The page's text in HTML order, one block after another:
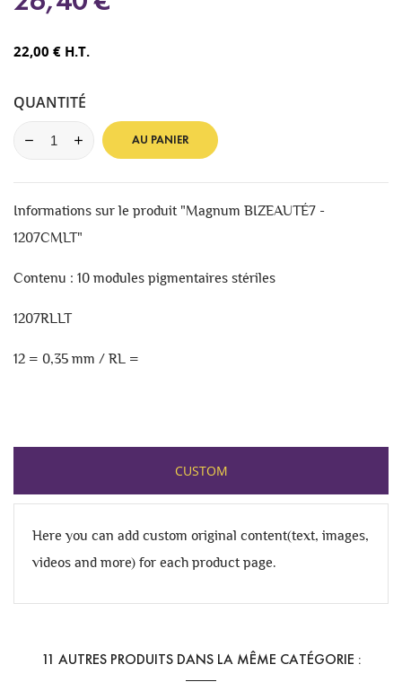
22,00 € H.T.
QUANTITÉ
AU PANIER
Informations sur le produit "Magnum BIZEAUTÉ7 -
1207CMLT"
Contenu : 10 modules pigmentaires stériles
1207RLLT
12 = 0,35 mm / RL =
CUSTOM
Here you can add custom original content(text, images,
videos and more) for each product page.
11 AUTRES PRODUITS DANS LA MÊME CATÉGORIE :